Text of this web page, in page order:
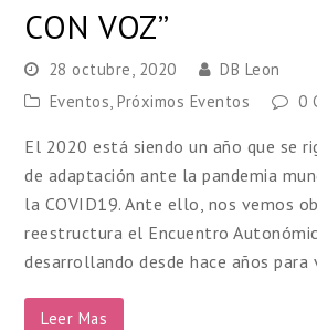
CON VOZ”
28 octubre, 2020
DB Leon
Eventos ,Próximos Eventos 0
El 2020 está siendo un año que se
de adaptación ante la pandemia
la COVID19. Ante ello, nos vemos
reestructura el Encuentro
desarrollando desde hace años para
Leer Mas